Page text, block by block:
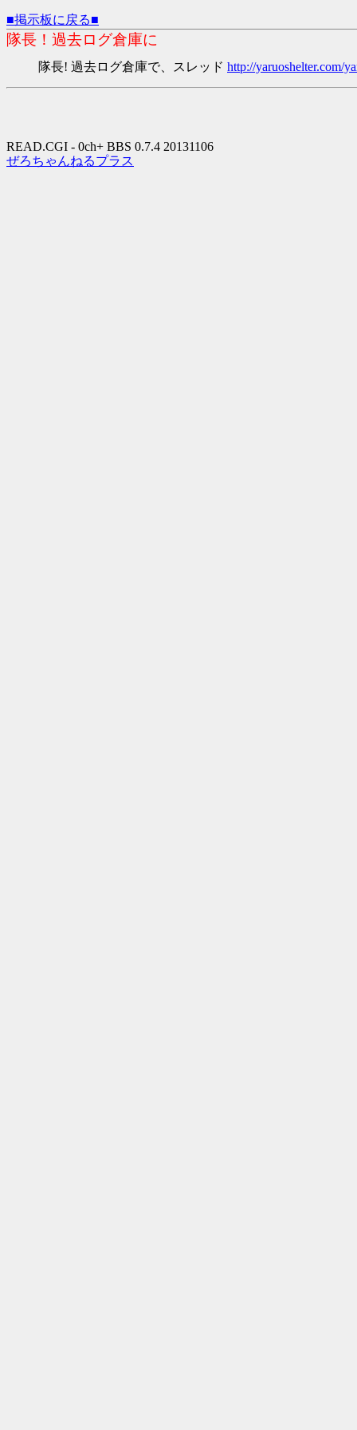
■掲示板に戻る■
隊長！過去ログ倉庫に
隊長! 過去ログ倉庫で、スレッド http://yaruoshelter.com/
READ.CGI - 0ch+ BBS 0.7.4 20131106
ぜろちゃんねるプラス